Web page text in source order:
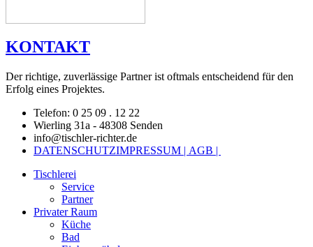
KONTAKT
Der richtige, zuverlässige Partner ist oftmals entscheidend für den
Erfolg eines Projektes.
Telefon: 0 25 09 . 12 22
Wierling 31a - 48308 Senden
info@tischler-richter.de
DATENSCHUTZIMPRESSUM | AGB |
Tischlerei
Service
Partner
Privater Raum
Küche
Bad